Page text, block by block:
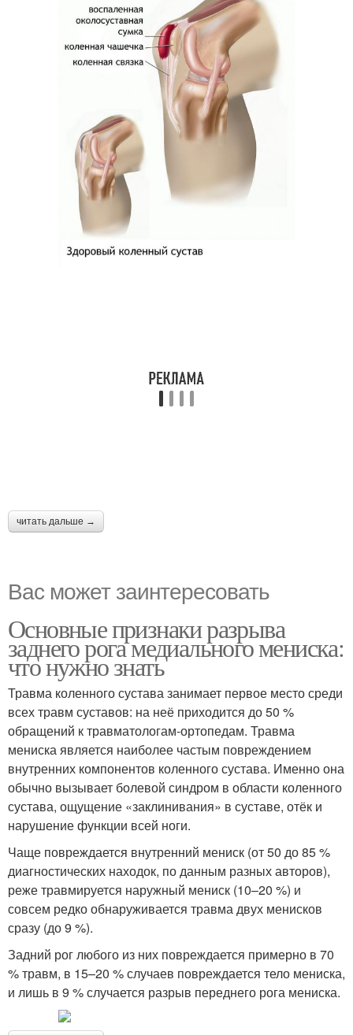
читать дальше →
Вас может заинтересовать
Основные признаки разрыва
заднего рога медиального мениска:
что нужно знать
Травма коленного сустава занимает первое место среди
всех травм суставов: на неё приходится до 50 %
обращений к травматологам-ортопедам. Травма
мениска является наиболее частым повреждением
внутренних компонентов коленного сустава. Именно она
обычно вызывает болевой синдром в области коленного
сустава, ощущение «заклинивания» в суставе, отёк и
нарушение функции всей ноги.
Чаще повреждается внутренний мениск (от 50 до 85 %
диагностических находок, по данным разных авторов),
реже травмируется наружный мениск (10–20 %) и
совсем редко обнаруживается травма двух менисков
сразу (до 9 %).
Задний рог любого из них повреждается примерно в 70
% травм, в 15–20 % случаев повреждается тело мениска,
и лишь в 9 % случается разрыв переднего рога мениска.